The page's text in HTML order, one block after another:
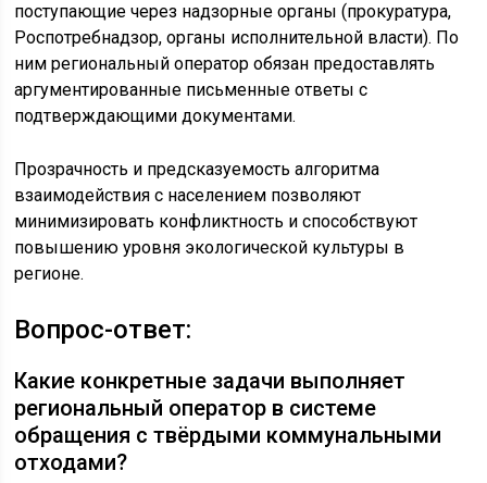
поступающие через надзорные органы (прокуратура,
Роспотребнадзор, органы исполнительной власти). По
ним региональный оператор обязан предоставлять
аргументированные письменные ответы с
подтверждающими документами.
Прозрачность и предсказуемость алгоритма
взаимодействия с населением позволяют
минимизировать конфликтность и способствуют
повышению уровня экологической культуры в
регионе.
Вопрос-ответ:
Какие конкретные задачи выполняет
региональный оператор в системе
обращения с твёрдыми коммунальными
отходами?